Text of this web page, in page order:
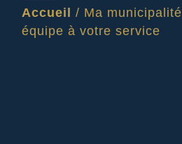
Accueil / Ma municipalité
équipe à votre service